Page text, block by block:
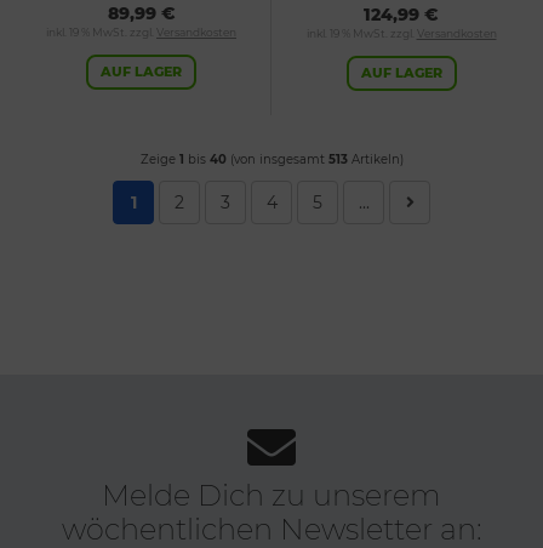
89,99 €
inkl. 19 % MwSt. zzgl. Versandkosten
AUF LAGER
124,99 €
inkl. 19 % MwSt. zzgl. Versandkosten
AUF LAGER
Zeige 1 bis 40 (von insgesamt 513Artikeln)
1 2 3 4 5 ...
Melde Dich zu unserem
wöchentlichen Newsletter an: